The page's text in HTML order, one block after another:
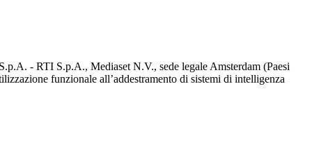
- RTI S.p.A., Mediaset N.V., sede legale Amsterdam (Paesi
funzionale all’addestramento di sistemi di intelligenza